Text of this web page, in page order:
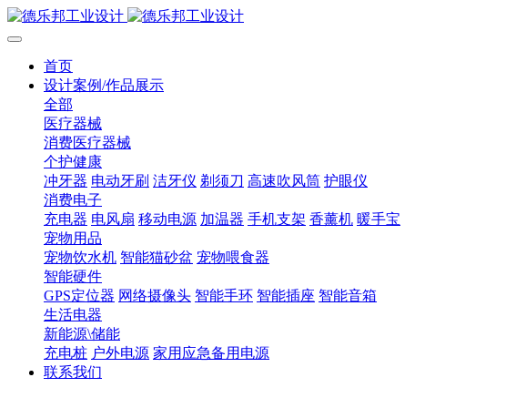
首页
设计案例/作品展示
全部
医疗器械
消费医疗器械
个护健康
冲牙器 电动牙刷 洁牙仪 剃须刀 高速吹风筒 护眼仪
消费电子
充电器 电风扇 移动电源 加温器 手机支架 香薰机 暖手宝
宠物用品
宠物饮水机 智能猫砂盆 宠物喂食器
智能硬件
GPS定位器 网络摄像头 智能手环 智能插座 智能音箱
生活电器
新能源\储能
充电桩 户外电源 家用应急备用电源
联系我们